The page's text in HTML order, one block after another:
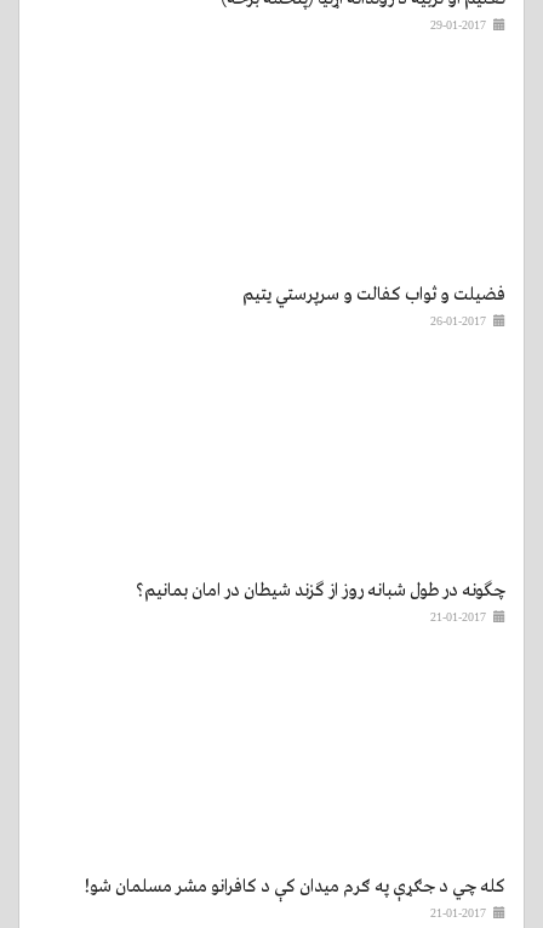
29-01-2017
فضيلت و ثواب كفالت و سرپرستي يتيم
26-01-2017
چگونه در طول شبانه روز از گزند شيطان در امان بمانيم؟
21-01-2017
کله چي د جګړې په ګرم ميدان کې د کافرانو مشر مسلمان شو!
21-01-2017